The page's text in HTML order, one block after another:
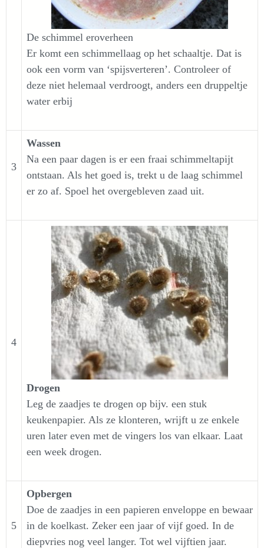
De schimmel eroverheen
Er komt een schimmellaag op het schaaltje. Dat is
ook een vorm van ‘spijsverteren’. Controleer of
deze niet helemaal verdroogt, anders een druppeltje
water erbij
3
Wassen
Na een paar dagen is er een fraai schimmeltapijt
ontstaan. Als het goed is, trekt u de laag schimmel
er zo af. Spoel het overgebleven zaad uit.
4
Drogen
Leg de zaadjes te drogen op bijv. een stuk
keukenpapier. Als ze klonteren, wrijft u ze enkele
uren later even met de vingers los van elkaar. Laat
een week drogen.
5
Opbergen
Doe de zaadjes in een papieren enveloppe en bewaar
in de koelkast. Zeker een jaar of vijf goed. In de
diepvries nog veel langer. Tot wel vijftien jaar.